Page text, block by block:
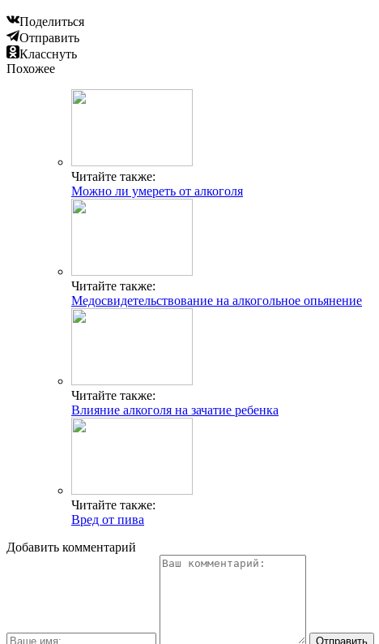
Поделиться
Отправить
Класснуть
Похожее
Читайте также:
Можно ли умереть от алкоголя
Читайте также:
Медосвидетельствование на алкогольное опьянение
Читайте также:
Влияние алкоголя на зачатие ребенка
Читайте также:
Вред от пива
Добавить комментарий